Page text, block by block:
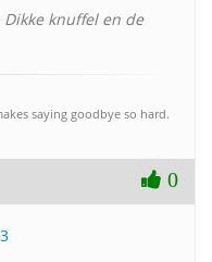
knuffel en de
saying goodbye so hard.
0